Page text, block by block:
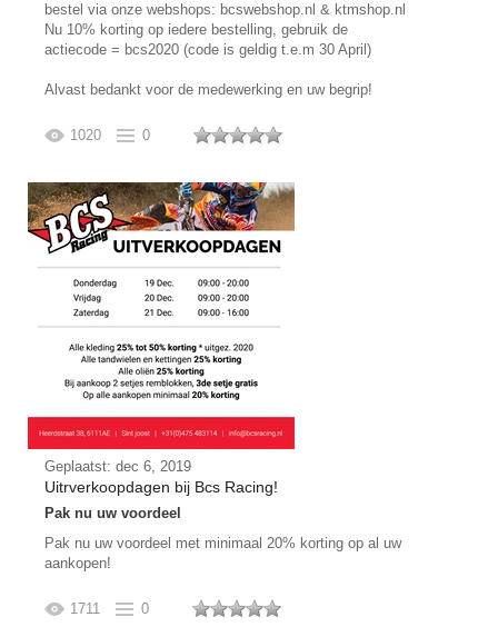
bestel via onze webshops: bcswebshop.nl & ktmshop.nl
Nu 10% korting op iedere bestelling, gebruik de
actiecode = bcs2020 (code is geldig t.e.m 30 April)
Alvast bedankt voor de medewerking en uw begrip!
1020 0
Geplaatst: dec 6, 2019
Uitrverkoopdagen bij Bcs Racing!
Pak nu uw voordeel
Pak nu uw voordeel met minimaal 20% korting op al uw
aankopen!
1711 0